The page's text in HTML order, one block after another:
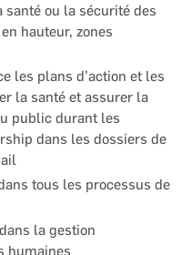
santé ou la sécurité des
hauteur, zones
les plans d’action et les
la santé et assurer la
public durant les
dans les dossiers de
tous les processus de
la gestion
humaines